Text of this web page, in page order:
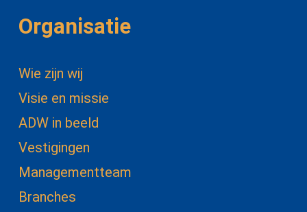
Organisatie
Wie zijn wij
Visie en missie
ADW in beeld
Vestigingen
Managementteam
Branches